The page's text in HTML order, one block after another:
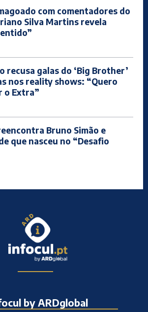
com comentadores do
Silva Martins revela
recusa galas do ‘Big Brother’
nos reality shows: “Quero
o Extra”
Bruno Simão e
que nasceu no “Desafio
by ARDglobal